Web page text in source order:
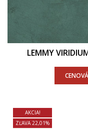
LEMMY
AKCIA!
ZĽAVA 22,01%